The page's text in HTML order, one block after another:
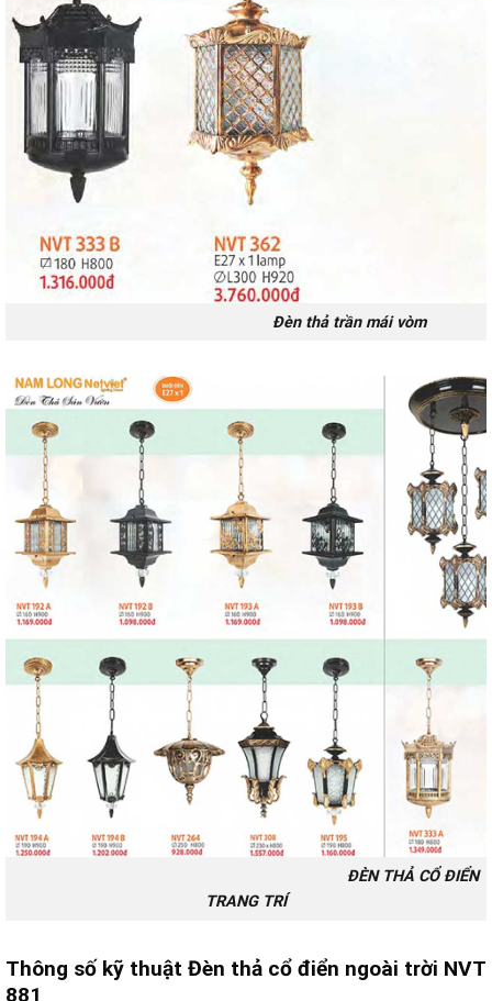
Đèn thả trần mái vòm
ĐÈN THẢ CỔ ĐIỂN
TRANG TRÍ
Thông số kỹ thuật Đèn thả cổ điển ngoài trời NVT
881